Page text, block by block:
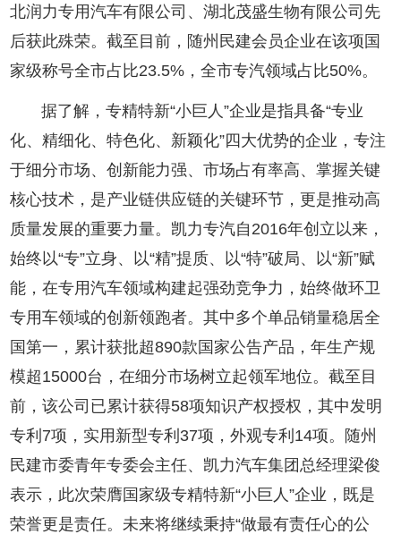
北润力专用汽车有限公司、湖北茂盛生物有限公司先
后获此殊荣。截至目前，随州民建会员企业在该项国
家级称号全市占比23.5%，全市专汽领域占比50%。
据了解，专精特新“小巨人”企业是指具备“专业
化、精细化、特色化、新颖化”四大优势的企业，专注
于细分市场、创新能力强、市场占有率高、掌握关键
核心技术，是产业链供应链的关键环节，更是推动高
质量发展的重要力量。凯力专汽自2016年创立以来，
始终以“专”立身、以“精”提质、以“特”破局、以“新”赋
能，在专用汽车领域构建起强劲竞争力，始终做环卫
专用车领域的创新领跑者。其中多个单品销量稳居全
国第一，累计获批超890款国家公告产品，年生产规
模超15000台，在细分市场树立起领军地位。截至目
前，该公司已累计获得58项知识产权授权，其中发明
专利7项，实用新型专利37项，外观专利14项。随州
民建市委青年专委会主任、凯力汽车集团总经理梁俊
表示，此次荣膺国家级专精特新“小巨人”企业，既是
荣誉更是责任。未来将继续秉持“做最有责任心的公